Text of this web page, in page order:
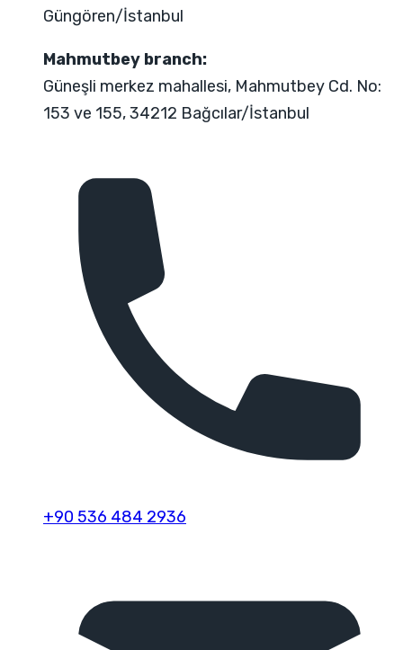
Güngören/İstanbul
Mahmutbey branch:
Güneşli merkez mahallesi, Mahmutbey Cd. No:
153 ve 155, 34212 Bağcılar/İstanbul
+90 536 484 2936